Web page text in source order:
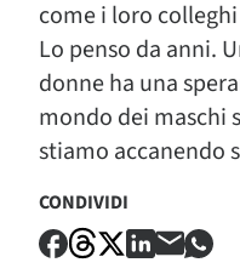
come i loro
Lo penso da anni.
donne ha una
mondo dei maschi
stiamo accanendo
CONDIVIDI